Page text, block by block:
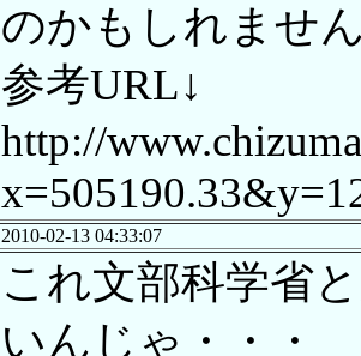
のかもしれませ
参考URL↓
http://
2010-02-13 04:33:07
これ文部科学省
いんじゃ・・・